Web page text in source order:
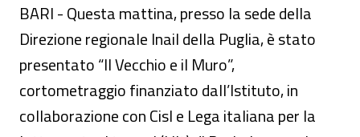
BARI - Questa mattina, presso la sede della
Direzione regionale Inail della Puglia, è stato
presentato “Il Vecchio e il Muro”,
cortometraggio finanziato dall’Istituto, in
collaborazione con Cisl e Lega italiana per la